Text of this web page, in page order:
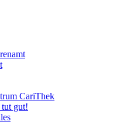
CariThek
gut!